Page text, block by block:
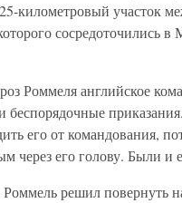
километровый участок
сосредоточились
Роммеля английское
беспорядочные
его от командования,
через его голову. Были и
решил повернуть